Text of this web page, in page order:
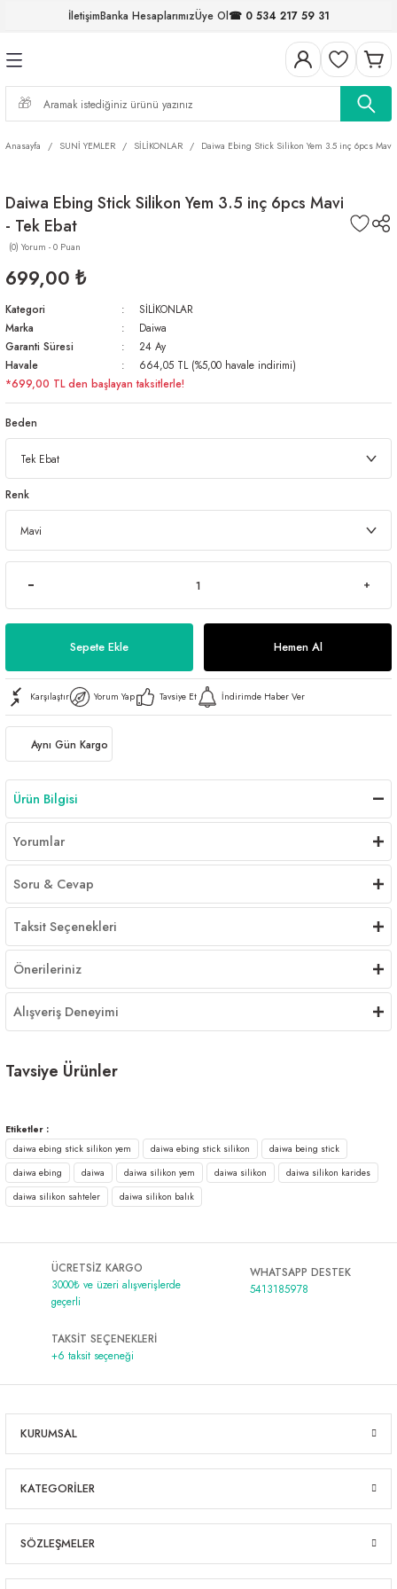
İletişimBanka HesaplarımızÜye Ol☎ 0 534 217 59 31
Geri Dön
Geri Dön
Geri Dön
MİSİNALAR
Geri Dön
FIRDÖNDÜLER
Geri Dön
Geri Dön
Geri Dön
Geri Dön
Anasayfa SUNİ YEMLER SİLİKONLAR Daiwa Ebing Stick Silikon Yem 3.5 inç 6pcs Mavi
Daiwa Ebing Stick Silikon Yem 3.5 inç 6pcs Mavi
- Tek Ebat
(0) Yorum - 0 Puan
699,00 ₺
Kategori
SİLİKONLAR
Marka
Daiwa
Garanti Süresi
24 Ay
Havale
664,05 TL (%5,00 havale indirimi)
*699,00 TL den başlayan taksitlerle!
Beden
Renk
Sepete Ekle Hemen Al
Karşılaştır Yorum Yap Tavsiye Et İndirimde Haber Ver
Aynı Gün Kargo
Ürün Bilgisi
Yorumlar
Soru & Cevap
Taksit Seçenekleri
Önerileriniz
Alışveriş Deneyimi
Tavsiye Ürünler
375,00 ₺
Etiketler :
daiwa ebing stick silikon yem
daiwa ebing stick silikon
daiwa being stick
daiwa ebing
daiwa daiwa silikon yem daiwa silikon
daiwa silikon karides
daiwa silikon sahteler
daiwa silikon balık
ÜCRETSİZ KARGO
3000₺ ve üzeri alışverişlerde
geçerli
WHATSAPP DESTEK
5413185978
TAKSİT SEÇENEKLERİ
+6 taksit seçeneği
KURUMSAL
KATEGORİLER
SÖZLEŞMELER